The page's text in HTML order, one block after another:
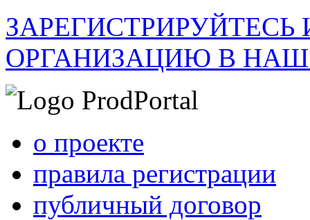
ОРГАНИЗАЦИЮ В НАШ
о проекте
правила регистрации
публичный договор